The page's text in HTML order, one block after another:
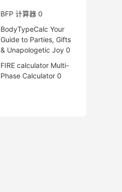
BFP 计算器 0
BodyTypeCalc Your
Guide to Parties, Gifts
& Unapologetic Joy 0
FIRE calculator Multi-
Phase Calculator 0